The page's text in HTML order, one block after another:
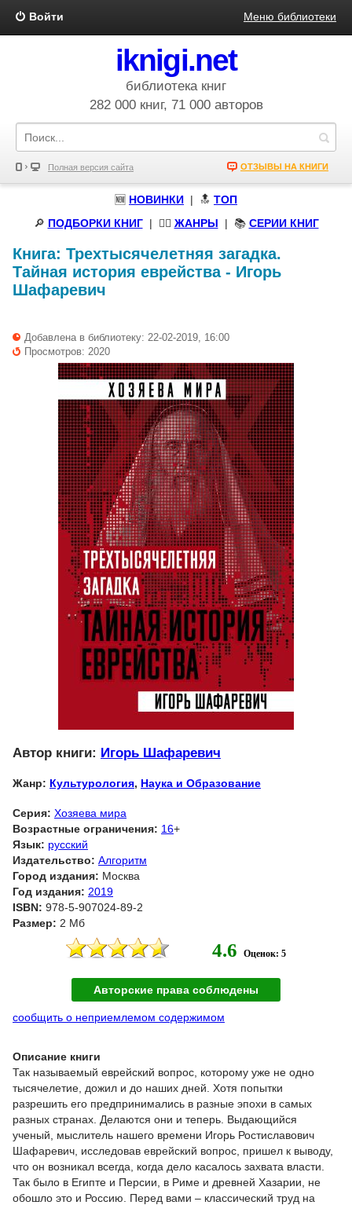
Войти Меню библиотеки
iknigi.net
библиотека книг
282 000 книг, 71 000 авторов
Полная версия сайта ОТЗЫВЫ НА КНИГИ
🆕 НОВИНКИ | 🔝 ТОП
🔎 ПОДБОРКИ КНИГ| 🧝‍♀️ ЖАНРЫ | 📚 СЕРИИ КНИГ
Книга: Трехтысячелетняя загадка.
Тайная история еврейства- Игорь
Шафаревич
Добавлена в библиотеку: 22-02-2019, 16:00
Просмотров: 2020
Автор книги: Игорь Шафаревич
Жанр: Культурология, Наука и Образование
Серия: Хозяева мира
Возрастные ограничения: 16+
Язык: русский
Издательство: Алгоритм
Город издания: Москва
Год издания: 2019
ISBN: 978-5-907024-89-2
Размер: 2 Мб
4.6 Оценок: 5
Авторские права соблюдены
сообщить о неприемлемом содержимом
Описание книги
Так называемый еврейский вопрос, которому уже не одно
тысячелетие, дожил и до наших дней. Хотя попытки
разрешить его предпринимались в разные эпохи в самых
разных странах. Делаются они и теперь. Выдающийся
ученый, мыслитель нашего времени Игорь Ростиславович
Шафаревич, исследовав еврейский вопрос, пришел к выводу,
что он возникал всегда, когда дело касалось захвата власти.
Так было в Египте и Персии, в Риме и древней Хазарии, не
обошло это и Россию. Перед вами – классический труд на